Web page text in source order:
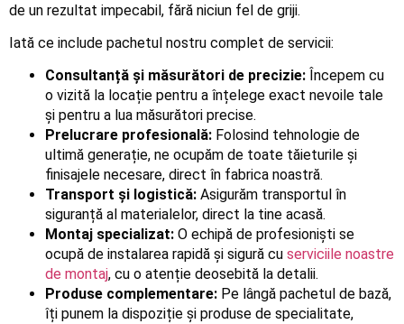
de un rezultat impecabil, fără niciun fel de griji.
Iată ce include pachetul nostru complet de servicii:
Consultanță și măsurători de precizie: Începem cu
o vizită la locație pentru a înțelege exact nevoile tale
și pentru a lua măsurători precise.
Prelucrare profesională: Folosind tehnologie de
ultimă generație, ne ocupăm de toate tăieturile și
finisajele necesare, direct în fabrica noastră.
Transport și logistică: Asigurăm transportul în
siguranță al materialelor, direct la tine acasă.
Montaj specializat: O echipă de profesioniști se
ocupă de instalarea rapidă și sigură cu serviciile noastre
de montaj, cu o atenție deosebită la detalii.
Produse complementare: Pe lângă pachetul de bază,
îți punem la dispoziție și produse de specialitate,